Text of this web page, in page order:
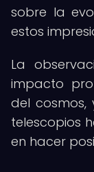
sobre la
estos
La
impacto
del cosmos,
telescopios
en hacer